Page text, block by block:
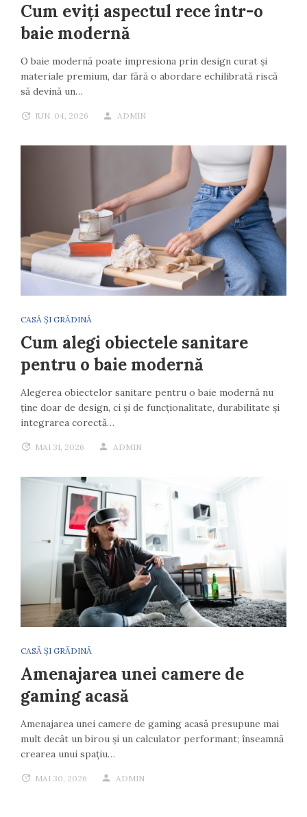
Cum eviți aspectul rece într-o
baie modernă
O baie modernă poate impresiona prin design curat și
materiale premium, dar fără o abordare echilibrată riscă
să devină un…
IUN. 04, 2026 ADMIN
CASĂ ȘI GRĂDINĂ
Cum alegi obiectele sanitare
pentru o baie modernă
Alegerea obiectelor sanitare pentru o baie modernă nu
ține doar de design, ci și de funcționalitate, durabilitate și
integrarea corectă…
MAI 31, 2026 ADMIN
CASĂ ȘI GRĂDINĂ
Amenajarea unei camere de
gaming acasă
Amenajarea unei camere de gaming acasă presupune mai
mult decât un birou și un calculator performant; înseamnă
crearea unui spațiu…
MAI 30, 2026 ADMIN